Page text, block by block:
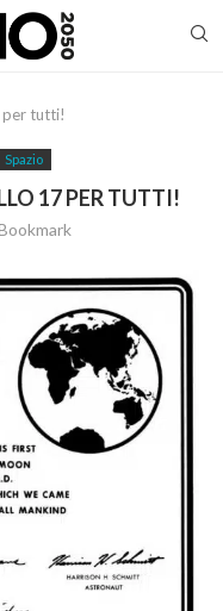
per tutti!
Spazio
17 PER TUTTI!